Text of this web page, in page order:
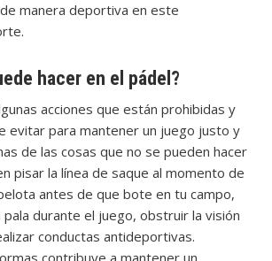
manera deportiva en este
hacer en el pádel?
acciones que están prohibidas y
evitar para mantener un juego justo y
de las cosas que no se pueden hacer
pisar la línea de saque al momento de
antes de que bote en tu campo,
durante el juego, obstruir la visión
conductas antideportivas.